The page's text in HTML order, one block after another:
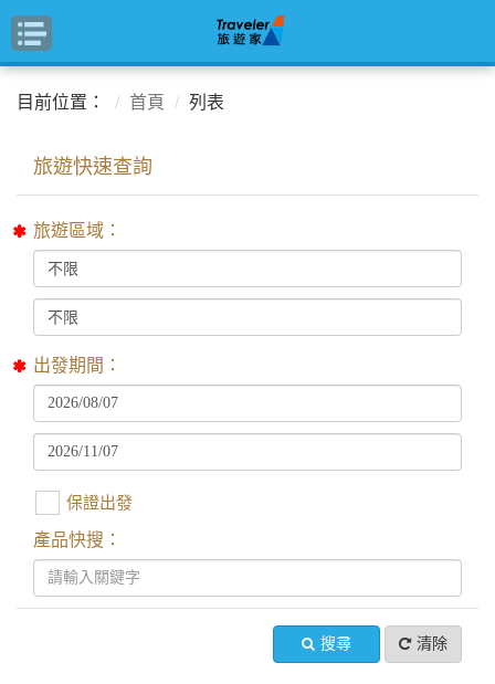
目前位置： 首頁 列表
旅遊區域：
出發期間：
保證出發
產品快搜：
搜尋 清除